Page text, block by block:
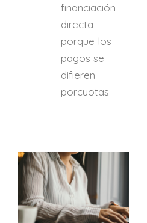
financiación
directa
porque los
pagos se
difieren
porcuotas